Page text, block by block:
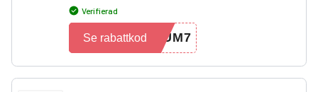
Verifierad
MUM7
Se rabattkod